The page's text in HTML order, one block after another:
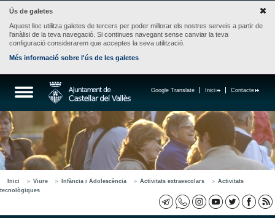
Ús de galetes
Aquest lloc utilitza galetes de tercers per poder millorar els nostres serveis a partir de
l'anàlisi de la teva navegació. Si continues navegant sense canviar la teva
configuració considerarem que acceptes la seva utilització.
Més informació sobre l'ús de les galetes
Contacte
Inici
Google Translate
Inici Viure Infància i Adolescència Activitats extraescolars
Activitats
tecnològiques